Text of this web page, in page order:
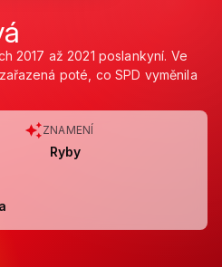
2017 až 2021 poslankyní. Ve
poté, co SPD vyměnila
ZNAMENÍ
Ryby